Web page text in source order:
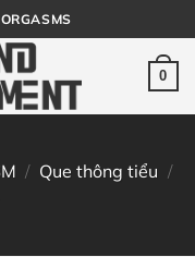
0
/ Que thông tiểu /